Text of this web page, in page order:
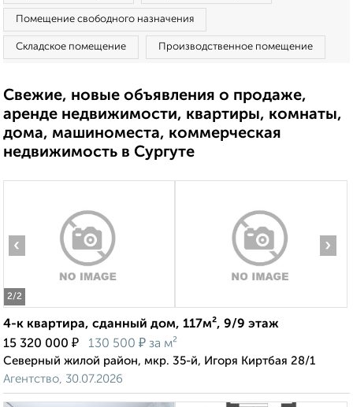
Помещение свободного назначения
Складское помещение Производственное помещение
Свежие, новые объявления о продаже,
аренде недвижимости, квартиры, комнаты,
дома, машиноместа, коммерческая
недвижимость в Сургуте
2/2
‹ ›
4-к квартира, сданный дом, 117м², 9/9 этаж
15 320 000 ₽ 130 500 ₽ за м²
Северный жилой район, мкр. 35-й, Игоря Киртбая 28/1
Агентство, 30.07.2026